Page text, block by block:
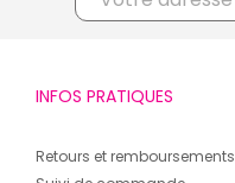
INFOS PRATIQUES
Retours et remboursements